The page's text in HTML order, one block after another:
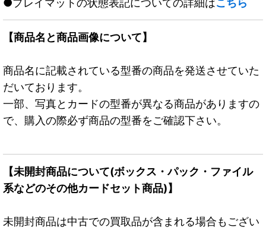
【商品名と商品画像について】
商品名に記載されている型番の商品を発送させていた
だいております。
一部、写真とカードの型番が異なる商品がありますの
で、購入の際必ず商品の型番をご確認下さい。
【未開封商品について(ボックス・パック・ファイル
系などのその他カードセット商品)】
未開封商品は中古での買取品が含まれる場合もござい